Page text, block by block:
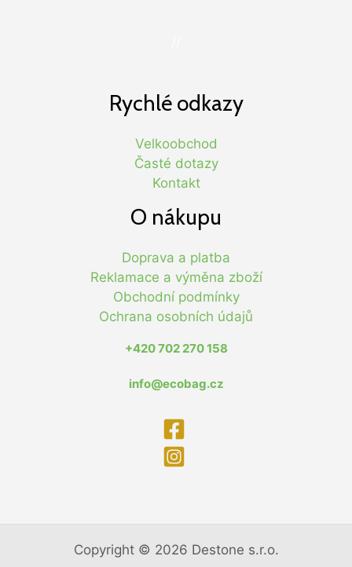
Rychlé odkazy
Velkoobchod
Časté dotazy
Kontakt
O nákupu
Doprava a platba
Reklamace a výměna zboží
Obchodní podmínky
Ochrana osobních údajů
+420 702 270 158
info@ecobag.cz
Copyright © 2026 Destone s.r.o.